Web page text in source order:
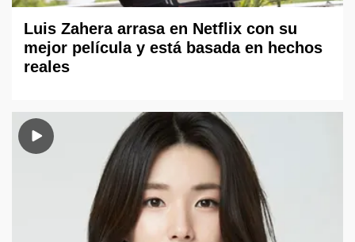
Luis Zahera arrasa en Netflix con su
mejor película y está basada en hechos
reales